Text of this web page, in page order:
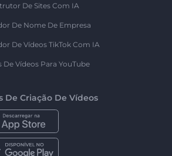
De Sites Com IA
De Nome De Empresa
De Vídeos TikTok Com IA
De Vídeos Para YouTube
De Criação De Vídeos